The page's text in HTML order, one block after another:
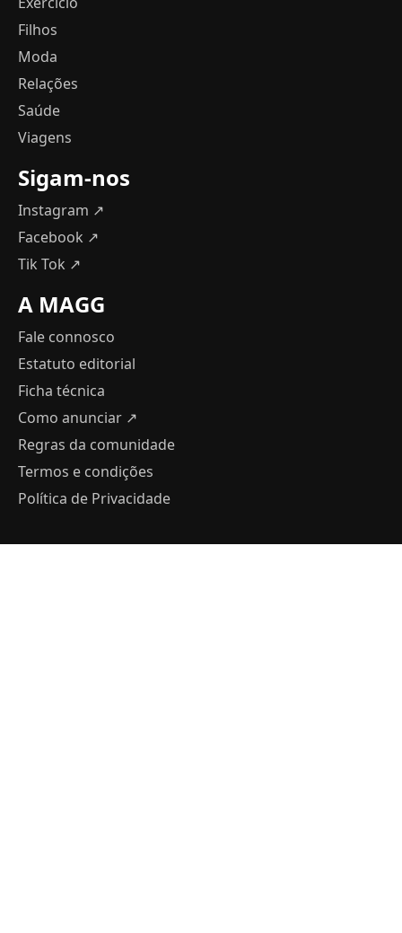
Filhos
Moda
Relações
Saúde
Viagens
Sigam-nos
Instagram ↗
Facebook ↗
Tik Tok ↗
A MAGG
Fale connosco
Estatuto editorial
Ficha técnica
Como anunciar ↗
Regras da comunidade
Termos e condições
Política de Privacidade